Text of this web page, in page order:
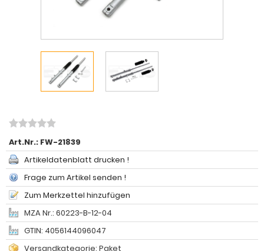
Art.Nr.: FW-21839
Artikeldatenblatt drucken !
Frage zum Artikel senden !
Zum Merkzettel hinzufügen
MZA Nr.: 60223-B-12-04
GTIN: 4056144096047
Versandkategorie: Paket